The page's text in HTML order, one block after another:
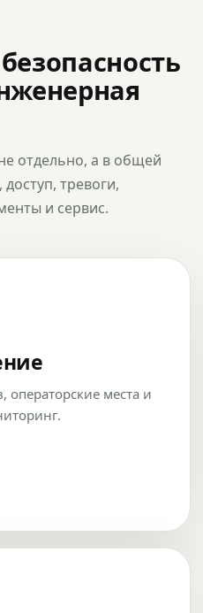
отдельно, а в общей
тревоги,
и сервис.
операторские места и